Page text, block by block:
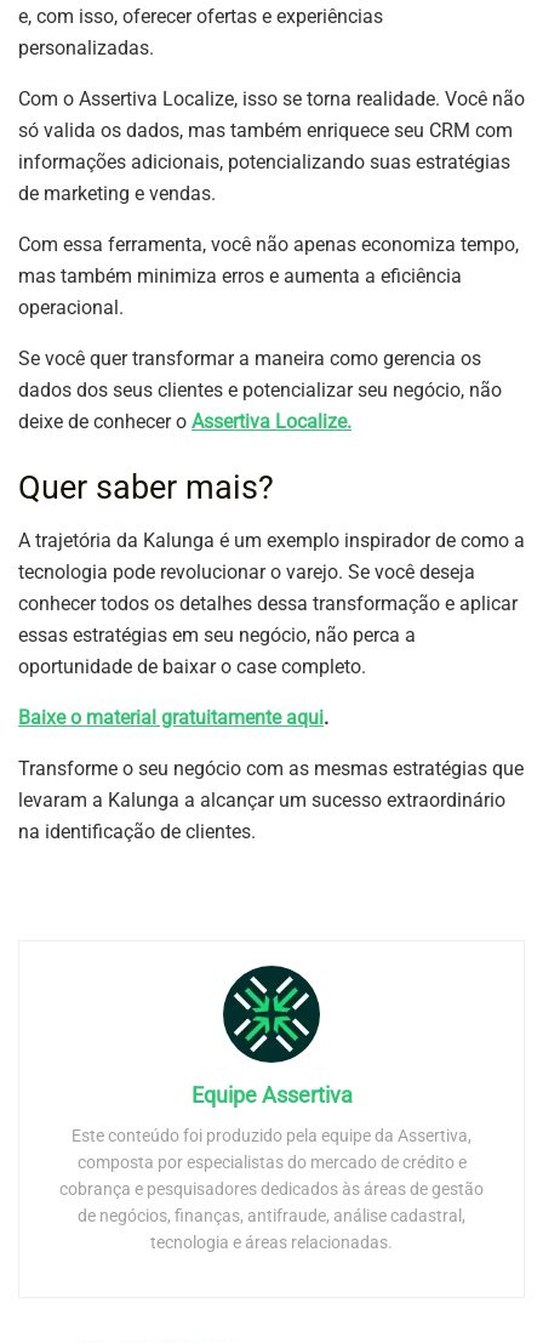
e, com isso, oferecer ofertas e experiências
personalizadas.
Com o Assertiva Localize, isso se torna realidade. Você não
só valida os dados, mas também enriquece seu CRM com
informações adicionais, potencializando suas estratégias
de marketing e vendas.
Com essa ferramenta, você não apenas economiza tempo,
mas também minimiza erros e aumenta a eficiência
operacional.
Se você quer transformar a maneira como gerencia os
dados dos seus clientes e potencializar seu negócio, não
deixe de conhecer o Assertiva Localize.
Quer saber mais?
A trajetória da Kalunga é um exemplo inspirador de como a
tecnologia pode revolucionar o varejo. Se você deseja
conhecer todos os detalhes dessa transformação e aplicar
essas estratégias em seu negócio, não perca a
oportunidade de baixar o case completo.
Baixe o material gratuitamente aqui.
Transforme o seu negócio com as mesmas estratégias que
levaram a Kalunga a alcançar um sucesso extraordinário
na identificação de clientes.
Equipe Assertiva
Este conteúdo foi produzido pela equipe da Assertiva,
composta por especialistas do mercado de crédito e
cobrança e pesquisadores dedicados às áreas de gestão
de negócios, finanças, antifraude, análise cadastral,
tecnologia e áreas relacionadas.